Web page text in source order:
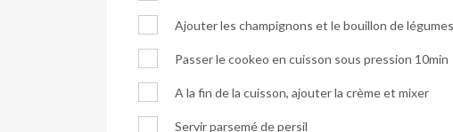
Ajouter les champignons et le bouillon de légumes
Passer le cookeo en cuisson sous pression 10min
A la fin de la cuisson, ajouter la crème et mixer
Servir parsemé de persil